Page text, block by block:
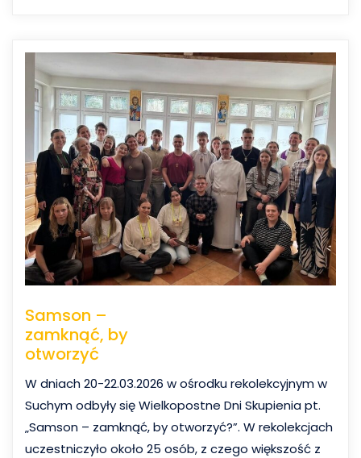
Samson –
zamknąć, by
otworzyć
W dniach 20-22.03.2026 w ośrodku rekolekcyjnym w
Suchym odbyły się Wielkopostne Dni Skupienia pt.
„Samson – zamknąć, by otworzyć?”. W rekolekcjach
uczestniczyło około 25 osób, z czego większość z